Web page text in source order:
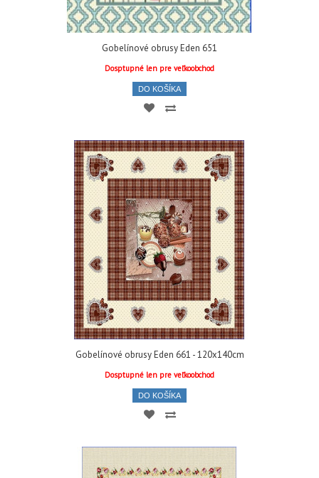
Gobelínové obrusy Eden 651
Dosptupné len pre veľkoobchod
DO KOŠÍKA
Gobelínové obrusy Eden 661 - 120x140cm
Dosptupné len pre veľkoobchod
DO KOŠÍKA